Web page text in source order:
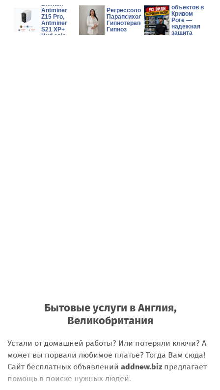
Bitmain
Antminer
Z15 Pro,
Antminer
S21 XP+
Hyd asic
Регрессолог,
Парапсихолог,
Гипнотерапевт,
Гипноз
объектов в
Кривом
Роге —
надежная
защита
Бытовые услуги в Англия,
Великобритания
Устали от домашней работы? Или потеряли ключи? А
может вы порвали любимое платье? Тогда Вам сюда!
Сайт бесплатных объявлений addnew.biz предлагает
помощь в поиске нужных людей.